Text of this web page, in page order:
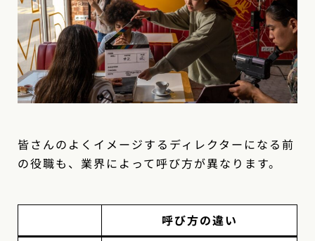
皆さんのよくイメージするディレクターになる前
の役職も、業界によって呼び方が異なります。
呼び方の違い